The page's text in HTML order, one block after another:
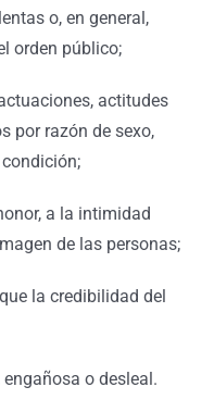
o, en general,
orden público;
actitudes
por razón de sexo,
a la intimidad
de las personas;
la credibilidad del
o desleal.